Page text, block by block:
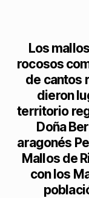
Los
rocosos
de cantos
dieron
territorio
Doña
aragonés
Mallos de
con los